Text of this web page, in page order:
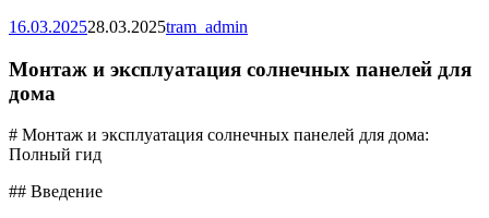
16.03.202528.03.2025tram_admin
Монтаж и эксплуатация солнечных панелей для
дома
# Монтаж и эксплуатация солнечных панелей для дома:
Полный гид
## Введение